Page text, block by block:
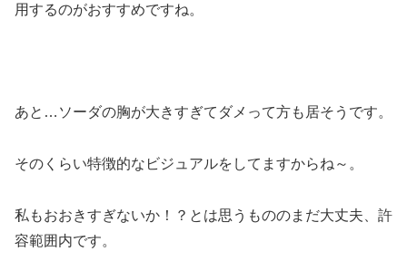
用するのがおすすめですね。
あと…ソーダの胸が大きすぎてダメって方も居そうです。
そのくらい特徴的なビジュアルをしてますからね～。
私もおおきすぎないか！？とは思うもののまだ大丈夫、許
容範囲内です。